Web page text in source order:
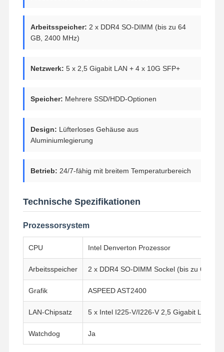
Arbeitsspeicher: 2 x DDR4 SO-DIMM (bis zu 64
GB, 2400 MHz)
Netzwerk: 5 x 2,5 Gigabit LAN + 4 x 10G SFP+
Speicher: Mehrere SSD/HDD-Optionen
Design: Lüfterloses Gehäuse aus
Aluminiumlegierung
Betrieb: 24/7-fähig mit breitem Temperaturbereich
Technische Spezifikationen
Prozessorsystem
CPU Intel Denverton Prozessor
Arbeitsspeicher 2 x DDR4 SO-DIMM Sockel (bis zu 64
Grafik ASPEED AST2400
LAN-Chipsatz 5 x Intel I225-V/I226-V 2,5 Gigabit LAN, 4
Watchdog Ja